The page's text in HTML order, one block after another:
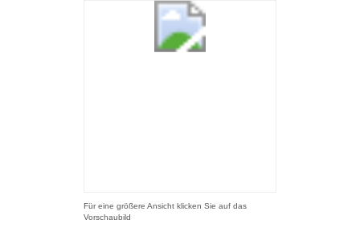
Für eine größere Ansicht klicken Sie auf das
Vorschaubild